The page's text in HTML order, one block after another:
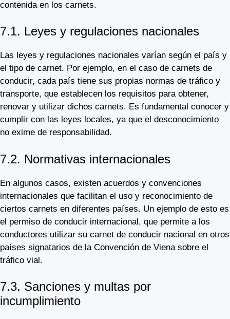
contenida en los carnets.
7.1. Leyes y regulaciones nacionales
Las leyes y regulaciones nacionales varían según el país y
el tipo de carnet. Por ejemplo, en el caso de carnets de
conducir, cada país tiene sus propias normas de tráfico y
transporte, que establecen los requisitos para obtener,
renovar y utilizar dichos carnets. Es fundamental conocer y
cumplir con las leyes locales, ya que el desconocimiento
no exime de responsabilidad.
7.2. Normativas internacionales
En algunos casos, existen acuerdos y convenciones
internacionales que facilitan el uso y reconocimiento de
ciertos carnets en diferentes países. Un ejemplo de esto es
el permiso de conducir internacional, que permite a los
conductores utilizar su carnet de conducir nacional en otros
países signatarios de la Convención de Viena sobre el
tráfico vial.
7.3. Sanciones y multas por
incumplimiento